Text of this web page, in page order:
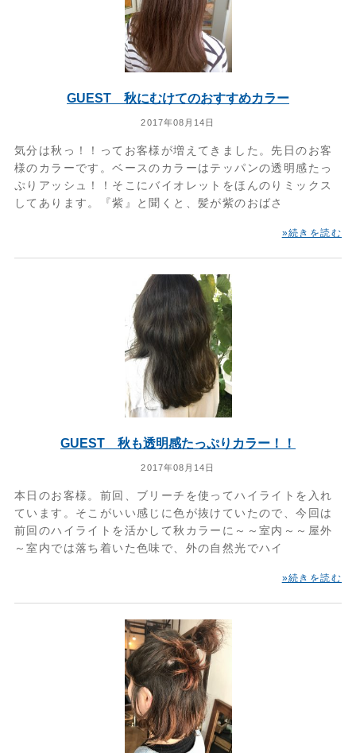
GUEST 秋にむけてのおすすめカラー
2017年08月14日
気分は秋っ！！ってお客様が増えてきました。先日のお客
様のカラーです。ベースのカラーはテッパンの透明感たっ
ぷりアッシュ！！そこにバイオレットをほんのりミックス
してあります。『紫』と聞くと、髪が紫のおばさ
»続きを読む
GUEST 秋も透明感たっぷりカラー！！
2017年08月14日
本日のお客様。前回、ブリーチを使ってハイライトを入れ
ています。そこがいい感じに色が抜けていたので、今回は
前回のハイライトを活かして秋カラーに～～室内～～屋外
～室内では落ち着いた色味で、外の自然光でハイ
»続きを読む